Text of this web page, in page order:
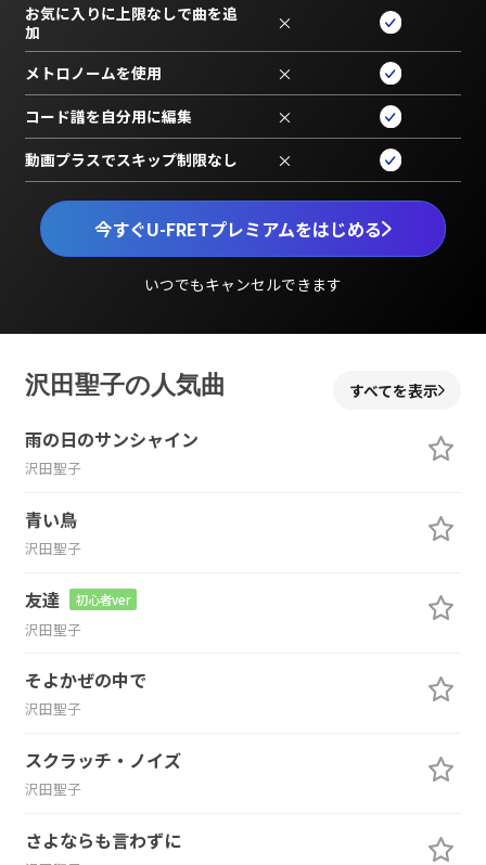
今すぐU-FRETプレミアムをはじめる
いつでもキャンセルできます
お気に入りに上限なしで曲を追
加
×
メトロノームを使用 ×
コード譜を自分用に編集 ×
動画プラスでスキップ制限なし ×
沢田聖子の人気曲 すべてを表示
雨の日のサンシャイン
沢田聖子
青い鳥
沢田聖子
友達 初心者ver
沢田聖子
そよかぜの中で
沢田聖子
スクラッチ・ノイズ
沢田聖子
さよならも言わずに